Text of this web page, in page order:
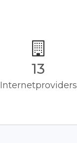
13
Internetproviders